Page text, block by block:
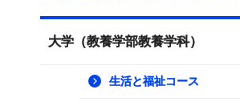
大学（教養学部教養学科）
生活と福祉コース